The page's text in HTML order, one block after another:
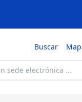
Buscar